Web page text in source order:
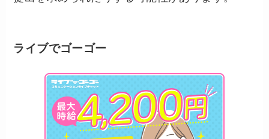
ライブでゴーゴー